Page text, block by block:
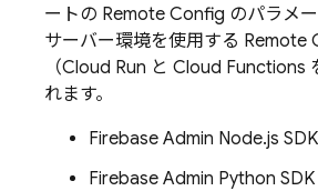
ートの Remote Config のパラメ
サーバー環境を使用する Remote
（Cloud Run と Cloud Functions
れます。
Firebase Admin Node.js
Firebase Admin Python